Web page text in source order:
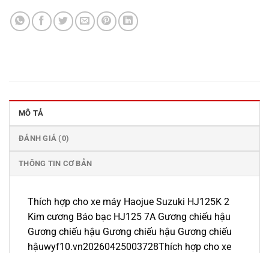
MÔ TẢ
ĐÁNH GIÁ (0)
THÔNG TIN CƠ BẢN
Thích hợp cho xe máy Haojue Suzuki HJ125K 2
Kim cương Báo bạc HJ125 7A Gương chiếu hậu
Gương chiếu hậu Gương chiếu hậu Gương chiếu
hậuwyf10.vn20260425003728Thích hợp cho xe